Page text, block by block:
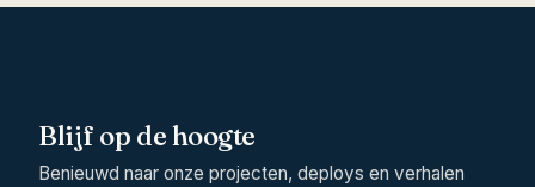
Blijf op de hoogte
Benieuwd naar onze projecten, deploys en verhalen